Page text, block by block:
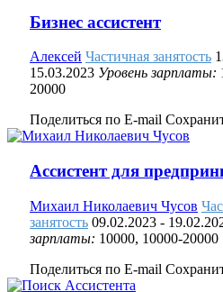
Бизнес ассистент
Алексей Частичная занятость
15.03.2023 Уровень зарплаты:
20000
Поделиться по E-mail
Ассистент для
Михаил Николаевич Чусов
занятость 09.02.2023 -
зарплаты: 10000, 10000-20000
Поделиться по E-mail